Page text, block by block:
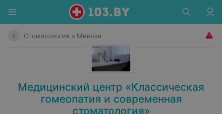
Стоматология в Минске
Медицинский центр «Классическая
гомеопатия и современная
стоматология»